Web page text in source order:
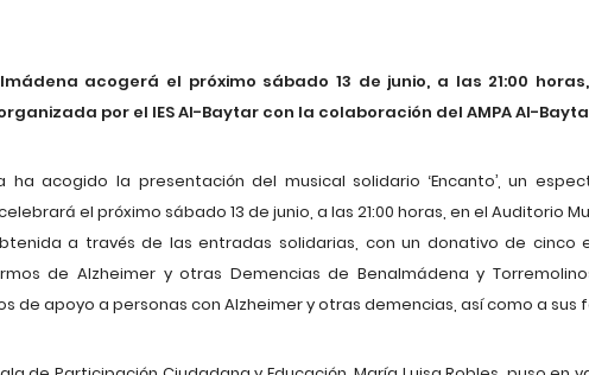
acogerá el próximo sábado 13 de junio, a las 21:00
por el IES Al-Baytar con la colaboración del AMPA Al-
ha acogido la presentación del musical solidario ‘Encanto’, un
el próximo sábado 13 de junio, a las 21:00 horas, en el Auditorio
a través de las entradas solidarias, con un donativo de cinco
de Alzheimer y otras Demencias de Benalmádena y
de apoyo a personas con Alzheimer y otras demencias, así como a sus